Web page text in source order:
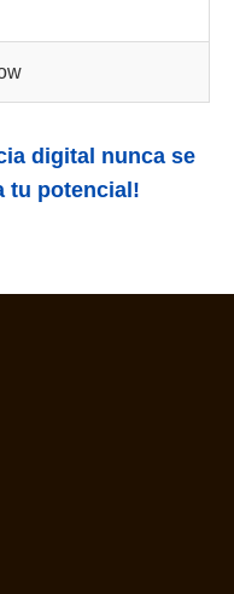
digital nunca se
tu potencial!